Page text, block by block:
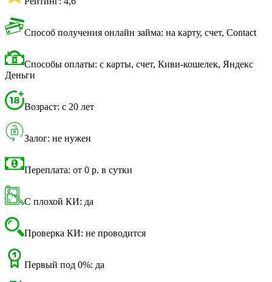
Способ получения онлайн займа: на карту, счет, Contact
Способы оплаты: с карты, счет, Киви-кошелек, Яндекс
Деньги
Возраст: с 20 лет
Залог: не нужен
Переплата: от 0 р. в сутки
С плохой КИ: да
Проверка КИ: не проводится
Первый под 0%: да